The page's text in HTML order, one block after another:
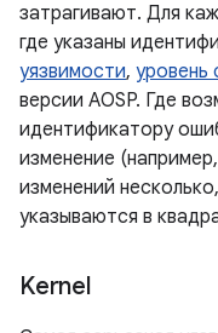
затрагивают. Для
где указаны
уязвимости, уровень
версии AOSP. Где
идентификатору
изменение
изменений
указываются в
Kernel